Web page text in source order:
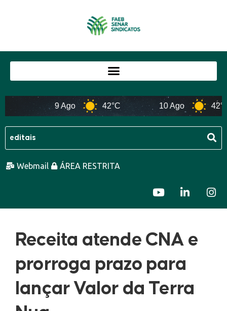
9 Ago 42°C 10 Ago 42°C
Webmail ÁREA RESTRITA
Receita atende CNA e
prorroga prazo para
lançar Valor da Terra